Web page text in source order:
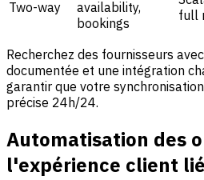
Two-way
availability,
bookings
full
Recherchez des fournisseurs
documentée et une intégration
garantir que votre
précise 24h/24.
Automatisation des
l'expérience client